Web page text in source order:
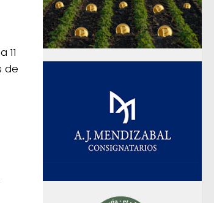
11
de